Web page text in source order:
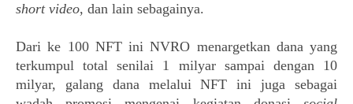
short video, dan lain sebagainya.
Dari ke 100 NFT ini NVRO menargetkan dana yang
terkumpul total senilai 1 milyar sampai dengan 10
milyar, galang dana melalui NFT ini juga sebagai